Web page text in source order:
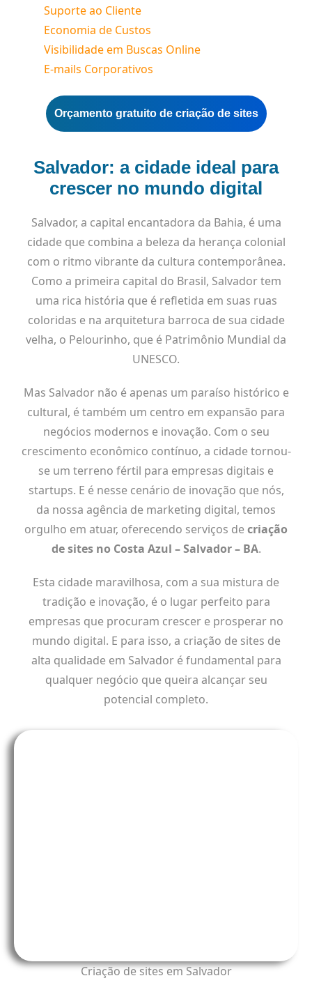
Suporte ao Cliente
Economia de Custos
Visibilidade em Buscas Online
E-mails Corporativos
Orçamento gratuito de criação de sites
Salvador: a cidade ideal para
crescer no mundo digital
Salvador, a capital encantadora da Bahia, é uma
cidade que combina a beleza da herança colonial
com o ritmo vibrante da cultura contemporânea.
Como a primeira capital do Brasil, Salvador tem
uma rica história que é refletida em suas ruas
coloridas e na arquitetura barroca de sua cidade
velha, o Pelourinho, que é Patrimônio Mundial da
UNESCO.
Mas Salvador não é apenas um paraíso histórico e
cultural, é também um centro em expansão para
negócios modernos e inovação. Com o seu
crescimento econômico contínuo, a cidade tornou-
se um terreno fértil para empresas digitais e
startups. E é nesse cenário de inovação que nós,
da nossa agência de marketing digital, temos
orgulho em atuar, oferecendo serviços decriação
de sites no Costa Azul – Salvador – BA.
Esta cidade maravilhosa, com a sua mistura de
tradição e inovação, é o lugar perfeito para
empresas que procuram crescer e prosperar no
mundo digital. E para isso, a criação de sites de
alta qualidade em Salvador é fundamental para
qualquer negócio que queira alcançar seu
potencial completo.
Criação de sites em Salvador